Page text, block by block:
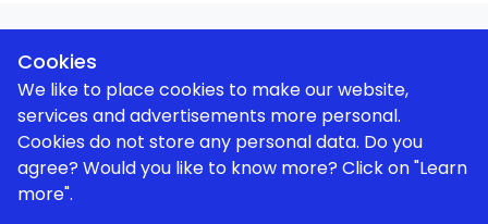
Ajuda especializada (1 hora)
Dutch|English
Utilizamos cookies para melhorar a sua experiência de
Cookies
We like to place cookies to make our website,
services and advertisements more personal.
Cookies do not store any personal data. Do you
agree? Would you like to know more? Click on "Learn
more".